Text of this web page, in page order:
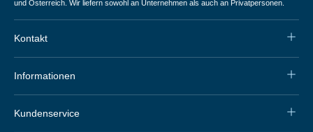
und Österreich. Wir liefern sowohl an Unternehmen als auch an Privatpersonen.
Kontakt
Informationen
Kundenservice